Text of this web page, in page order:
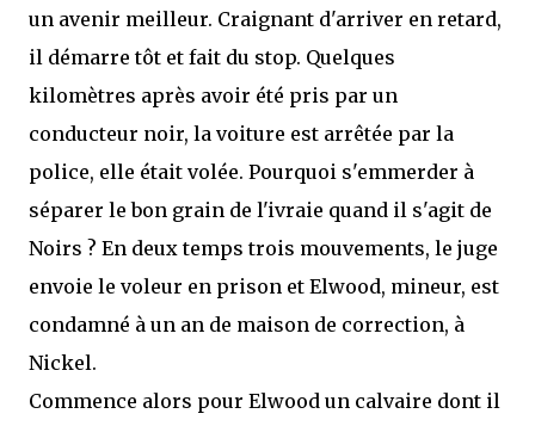
un avenir meilleur. Craignant d'arriver en retard,
il démarre tôt et fait du stop. Quelques
kilomètres après avoir été pris par un
conducteur noir, la voiture est arrêtée par la
police, elle était volée. Pourquoi s'emmerder à
séparer le bon grain de l'ivraie quand il s'agit de
Noirs ? En deux temps trois mouvements, le juge
envoie le voleur en prison et Elwood, mineur, est
condamné à un an de maison de correction, à
Nickel.
Commence alors pour Elwood un calvaire dont il